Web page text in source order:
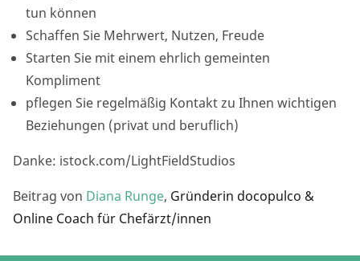
tun können
Schaffen Sie Mehrwert, Nutzen, Freude
Starten Sie mit einem ehrlich gemeinten
Kompliment
pflegen Sie regelmäßig Kontakt zu Ihnen wichtigen
Beziehungen (privat und beruflich)
Danke: istock.com/LightFieldStudios
Beitrag von Diana Runge, Gründerin docopulco &
Online Coach für Chefärzt/innen